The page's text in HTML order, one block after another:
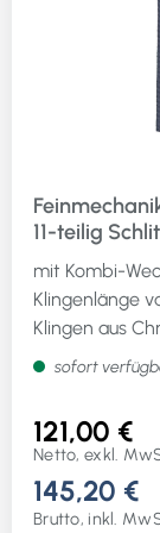
11-teilig
mit Kombi-
Klingenlänge
Klingen aus
mm · matt
Gr. 1,5 - 3,0 /
Klinge für
/ 7 - 9je 1
sofort
121,00 €
Netto, exkl.
145,20 €
Brutto, inkl.